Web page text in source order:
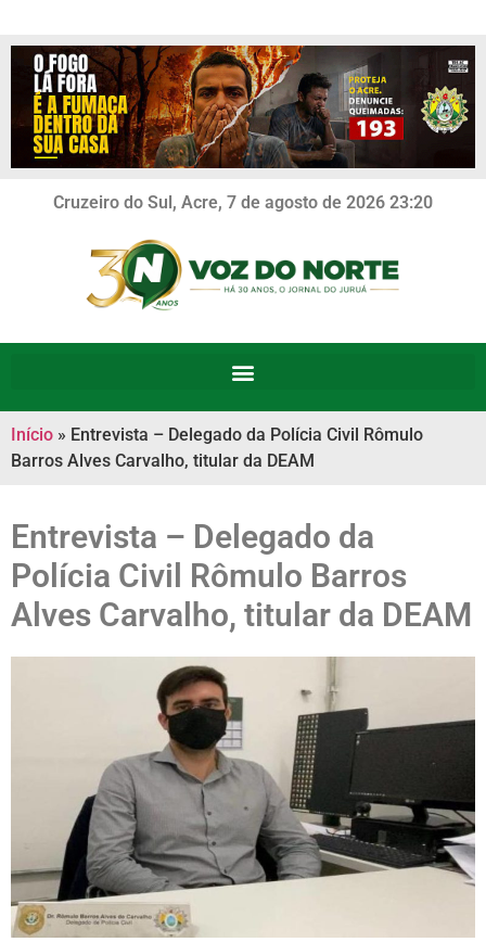
Cruzeiro do Sul, Acre, 7 de agosto de 2026 23:20
Início » Entrevista – Delegado da Polícia Civil Rômulo
Barros Alves Carvalho, titular da DEAM
Entrevista – Delegado da
Polícia Civil Rômulo Barros
Alves Carvalho, titular da DEAM